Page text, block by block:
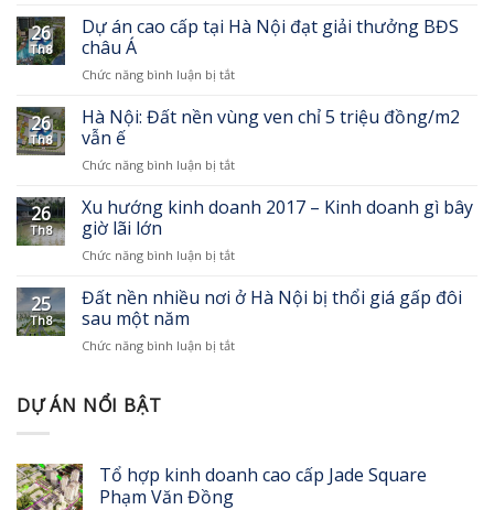
thái
mang
trúc
Trung
Wonder
thự
hút
nhà
giàu
những
chuẩn
26
Th8
Dự án cao cấp tại Hà Nội đạt giải thưởng BĐS
châu Á
Chức năng bình luận bị tắtở
án
cao
tại
Nội
thưởng
châu
26
Th8
Hà Nội: Đất nền vùng ven chỉ 5 triệu đồng/m2
vẫn ế
Chức năng bình luận bị tắtở
Nội:
vùng
chỉ
đồng/m2
26
Th8
Xu hướng kinh doanh 2017 – Kinh doanh gì bây
giờ lãi lớn
Chức năng bình luận bị tắtở
hướng
kinh
2017
lãi
25
Th8
Đất nền nhiều nơi ở Hà Nội bị thổi giá gấp đôi
sau một năm
Chức năng bình luận bị tắtở
Nội
DỰ ÁN NỔI BẬT
Tổ hợp kinh doanh cao cấp Jade Square
Phạm Văn Đồng